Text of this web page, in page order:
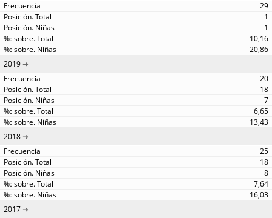
29
1
1
10,16
20,86
2019
20
18
7
6,65
13,43
2018
25
18
8
7,64
16,03
2017